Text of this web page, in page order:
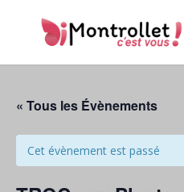
« Tous les Évènements
Cet évènement est passé